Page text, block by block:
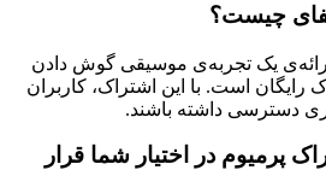
چیست؟
یک تجربه‌ی موسیقی گوش دادن
رایگان است. با این اشتراک، کاربران
دسترسی داشته باشند.
پرمیوم در اختیار شما قرار